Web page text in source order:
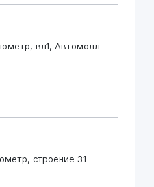
вл1, Автомолл
строение 31